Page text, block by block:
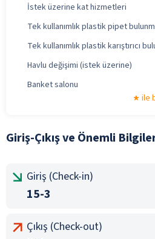
İstek üzerine kat hizmetleri
Tek kullanımlık plastik pipet
Tek kullanımlık plastik karıştırıcı
Havlu değişimi (istek üzerine)
Banket salonu
ile
Giriş-Çıkış ve Önemli
Giriş (Check-in)
15-3
Çıkış (Check-out)